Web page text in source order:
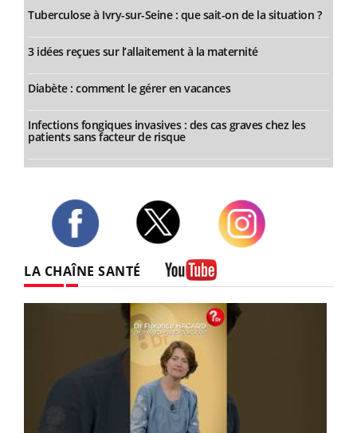
Tuberculose à Ivry-sur-Seine : que sait-on de la situation ?
3 idées reçues sur l’allaitement à la maternité
Diabète : comment le gérer en vacances
Infections fongiques invasives : des cas graves chez les
patients sans facteur de risque
LA CHAÎNE SANTÉ